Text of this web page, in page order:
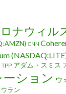
ナウィル
CNN
TPP アダム・スミス
ション ウ
ウラン